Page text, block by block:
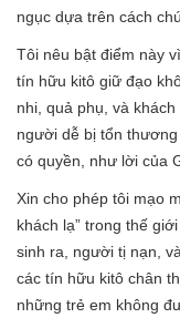
ngục dựa trên cách
Tôi nêu bật điểm này
tín hữu kitô giữ đạo
nhi, quả phụ, và
người dễ bị tổn
có quyền, như lời của
Xin cho phép tôi mạo
khách lạ” trong thế
sinh ra, người tị nạn,
các tín hữu kitô chân
những trẻ em không